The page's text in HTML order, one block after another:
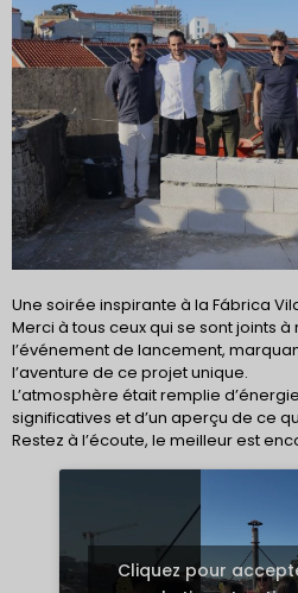
Une soirée inspirante à la Fábrica
Merci à tous ceux qui se sont joints
l’événement de lancement,
l’aventure de ce projet unique.
L’atmosphère était remplie
significatives et d’un aperçu de ce
Restez à l’écoute, le meilleur est
Cliquez pour